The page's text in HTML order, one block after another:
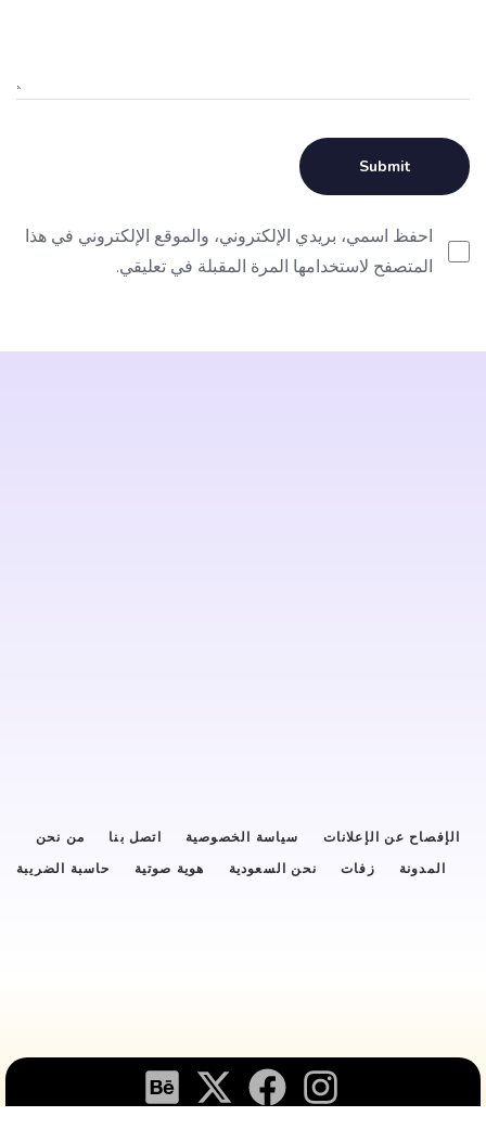
احفظ اسمي، بريدي الإلكتروني، والموقع الإلكتروني في هذا
المتصفح لاستخدامها المرة المقبلة في تعليقي.
الإفصاح عن الإعلانات سياسة الخصوصية اتصل بنا
من نحن
المدونة
زفات نحن السعودية هوية صوتية حاسبة الضريبة